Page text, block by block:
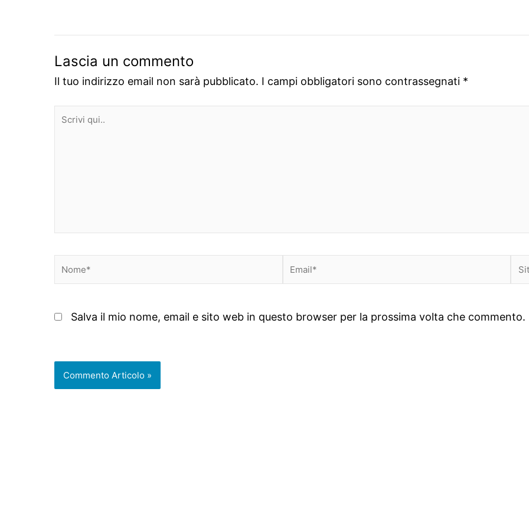
Lascia un commento
Il tuo indirizzo email non sarà pubblicato. I campi obbligatori sono contrassegnati *
Scrivi
Nome* Email*
Salva il mio nome, email e sito web in questo browser per la prossima volta che commento.